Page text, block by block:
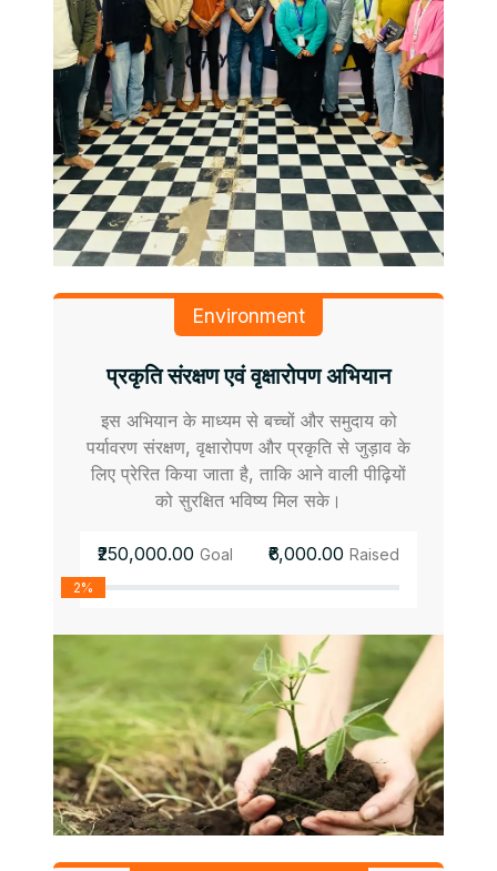
Environment
प्रकृति संरक्षण एवं वृक्षारोपण अभियान
इस अभियान के माध्यम से बच्चों और समुदाय को
पर्यावरण संरक्षण, वृक्षारोपण और प्रकृति से जुड़ाव के
लिए प्रेरित किया जाता है, ताकि आने वाली पीढ़ियों
को सुरक्षित भविष्य मिल सके।
₹250,000.00 Goal ₹6,000.00 Raised
2%